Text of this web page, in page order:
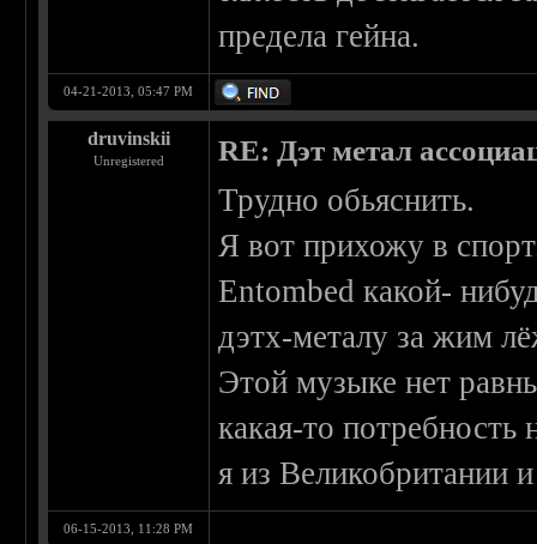
предела гейна.
04-21-2013, 05:47 PM
druvinskii
Unregistered RE: Дэт метал
Трудно обьяснить.
Я вот прихожу в
Entombed какой-
дэтх-металу за жим
Этой музыке нет
какая-то
я из Великобритании
06-15-2013, 11:28 PM